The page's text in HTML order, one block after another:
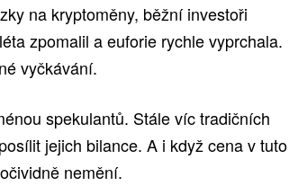
na kryptoměny, běžní investoři
zpomalil a euforie rychle vyprchala.
vyčkávání.
spekulantů. Stále víc tradičních
jejich bilance. A i když cena v tuto
nemění.